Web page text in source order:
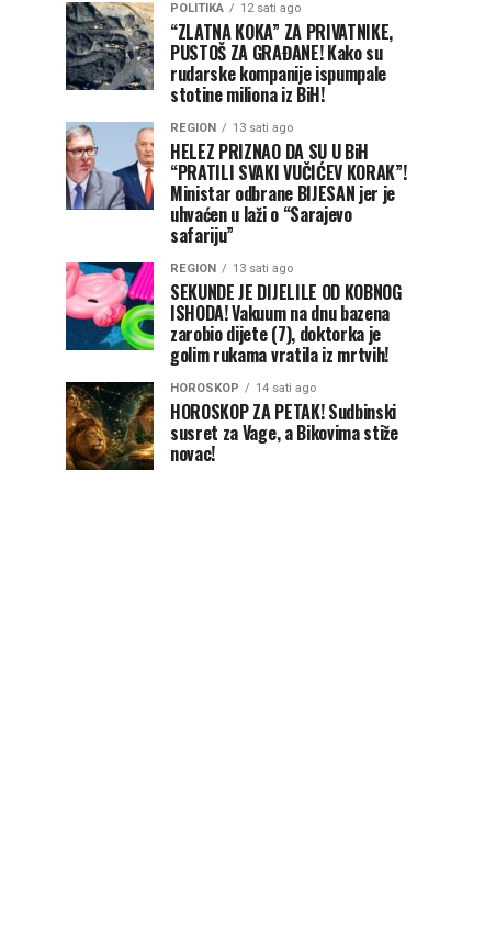
POLITIKA 12 sati ago
“ZLATNA KOKA” ZA PRIVATNIKE,
PUSTOŠ ZA GRAĐANE! Kako su
rudarske kompanije ispumpale
stotine miliona iz BiH!
REGION 13 sati ago
HELEZ PRIZNAO DA SU U BiH
“PRATILI SVAKI VUČIĆEV KORAK”!
Ministar odbrane BIJESAN jer je
uhvaćen u laži o “Sarajevo
safariju”
REGION 13 sati ago
SEKUNDE JE DIJELILE OD KOBNOG
ISHODA! Vakuum na dnu bazena
zarobio dijete (7), doktorka je
golim rukama vratila iz mrtvih!
HOROSKOP 14 sati ago
HOROSKOP ZA PETAK! Sudbinski
susret za Vage, a Bikovima stiže
novac!